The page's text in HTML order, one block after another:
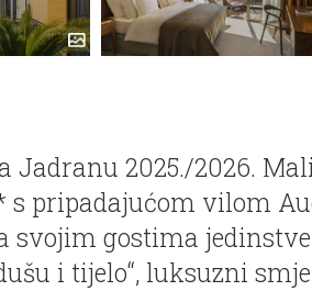
Jadranu 2025./2026.
s pripadajućom vilom
svojim gostima
i tijelo“, luksuzni